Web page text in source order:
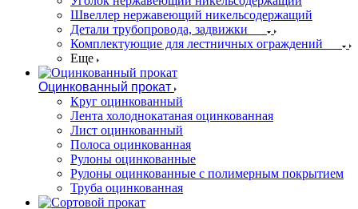
Швеллер нержавеющий никельсодержащий
Детали трубопровода, задвижки
Комплектующие для лестничных ограждений
Еще
Оцинкованный прокат
Круг оцинкованный
Лента холоднокатаная оцинкованная
Лист оцинкованный
Полоса оцинкованная
Рулоны оцинкованные
Рулоны оцинкованные с полимерным покрытием
Труба оцинкованная